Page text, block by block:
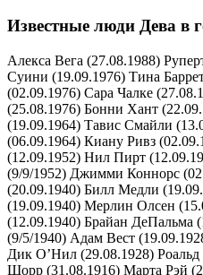
Известные люди Дева в
Алекса Вега (27.08.1988)
Суини (19.09.1976) Тина
(02.09.1976) Сара Чалке
(25.08.1976) Бонни Хант
(19.09.1964) Тавис Смайли
(06.09.1964) Киану Ривз
(12.09.1952) Нил Пирт
(9/9/1952) Джимми Коннорс
(20.09.1940) Билл Медли
(19.09.1940) Мерлин Олсен
(12.09.1940) Брайан ДеПальма
(9/5/1940) Адам Вест
Дик О’Нил (29.08.1928)
Шорр (31.08.1916) Марта Рэй